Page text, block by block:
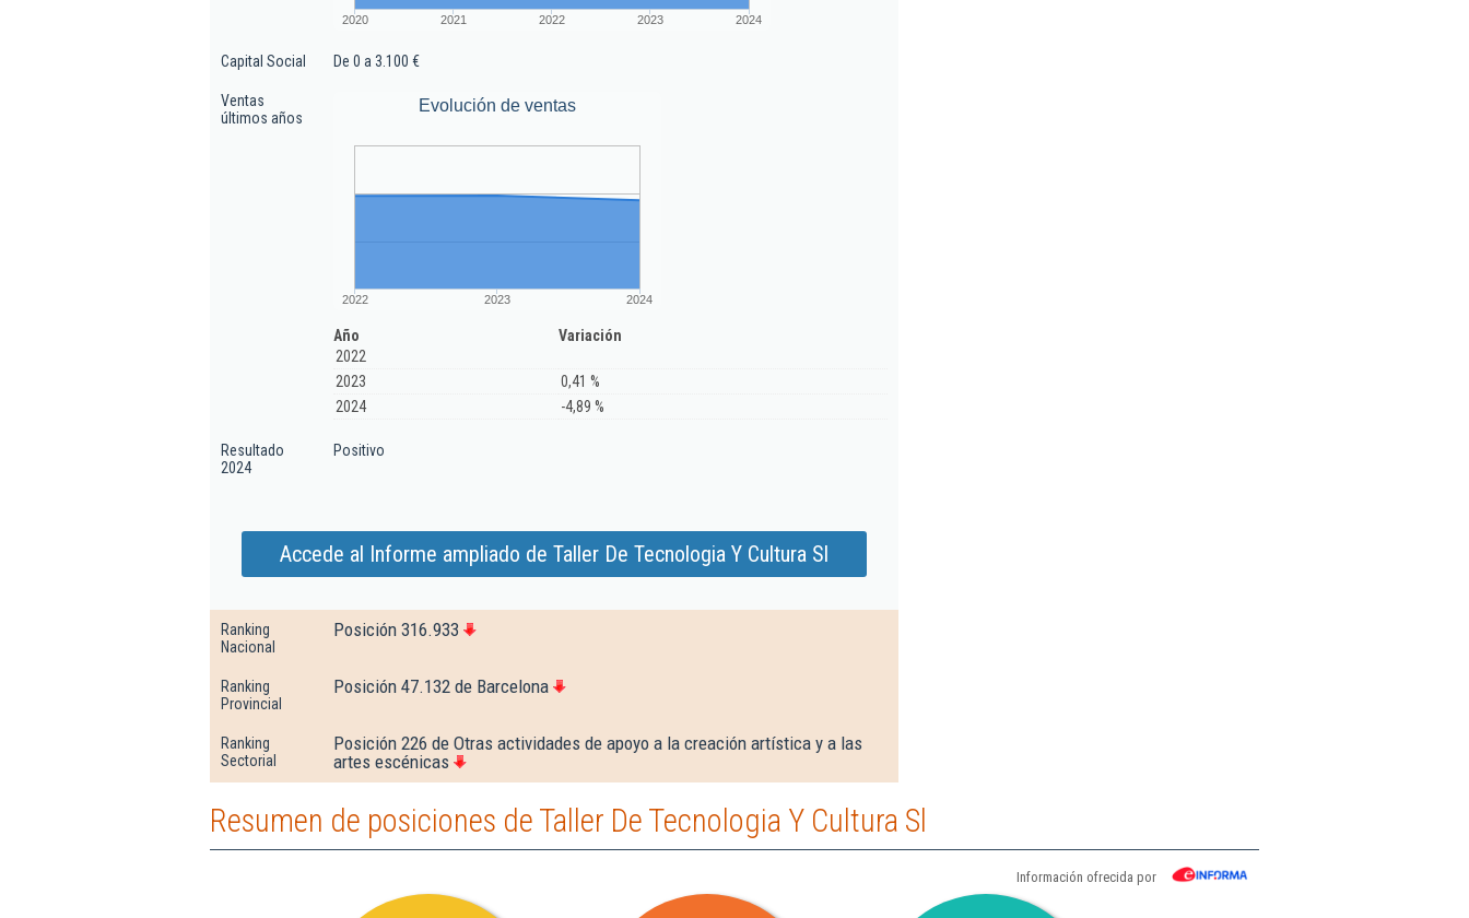
2020 2021 2022 2023 2024
Capital Social De 0 a 3.100 €
Ventas
últimos años
Evolución de ventas
2022 2023 2024
Año
Variación
2022
2023
0,41 %
2024
-4,89 %
Resultado
2024
Positivo
Accede al Informe ampliado de Taller De Tecnologia Y Cultura Sl
Ranking
Nacional
Posición 316.933
Ranking
Provincial
Posición 47.132 de Barcelona
Ranking
Sectorial
Posición 226 de Otras actividades de apoyo a la creación artística y a las
artes escénicas
Resumen de posiciones de Taller De Tecnologia Y Cultura Sl
Información ofrecida por